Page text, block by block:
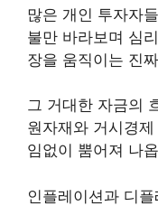
많은 개인 투자자
불만 바라보며 심
장을 움직이는 진
그 거대한 자금의
원자재와 거시경
임없이 뿜어져 나
인플레이션과 디